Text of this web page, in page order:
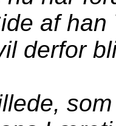
af
derfor